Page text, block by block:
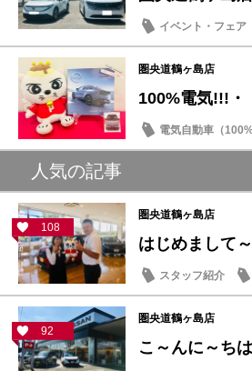
イベント・フェア
圏央道鶴ヶ島店
100%電気!!!
電気自動車（
人気の記事
108
圏央道鶴ヶ島店
はじめまして
スタッフ紹介
92
圏央道鶴ヶ島店
こ～んに～ち